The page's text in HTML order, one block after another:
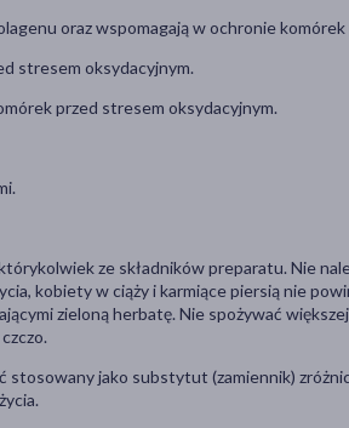
oraz wspomagają w ochronie
stresem oksydacyjnym.
przed stresem oksydacyjnym.
ze składników preparatu. Nie
kobiety w ciąży i karmiące piersią nie
zieloną herbatę. Nie spożywać
stosowany jako substytut (zamiennik)